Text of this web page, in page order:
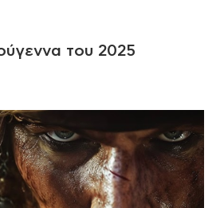
του 2025